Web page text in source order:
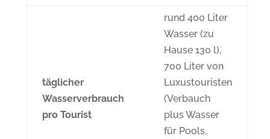
täglicher
Wasserverbrauch
pro Tourist
rund 400 Liter
Wasser (zu
Hause 130 l),
700 Liter von
Luxustouristen
(Verbauch
plus Wasser
für Pools,